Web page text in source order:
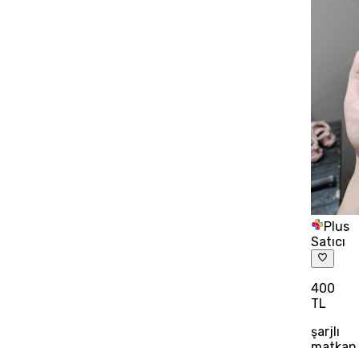
Plus
Satıcı
400
TL
şarjlı